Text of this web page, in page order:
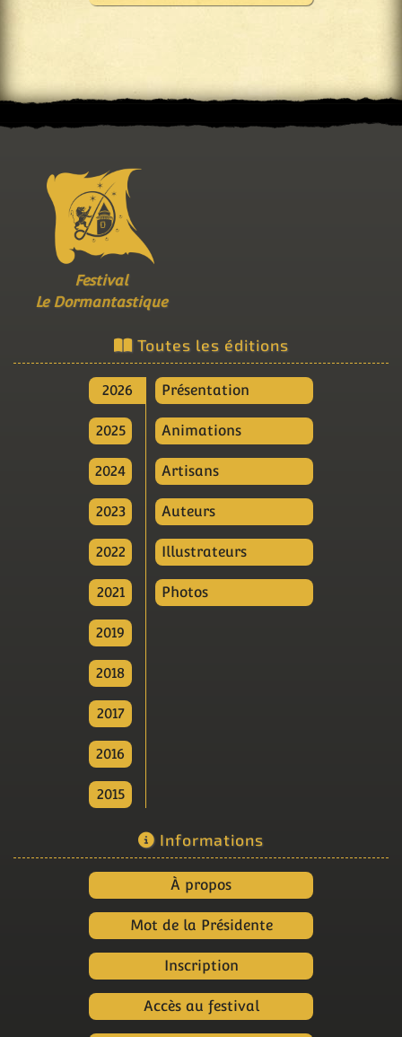
Festival
Le Dormantastique
Toutes les éditions
2026
2025
2024
2023
2022
2021
2019
2018
2017
2016
2015
Présentation
Animations
Artisans
Auteurs
Illustrateurs
Photos
Informations
À propos
Mot de la Présidente
Inscription
Accès au festival